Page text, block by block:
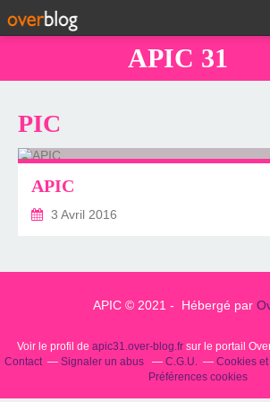
APIC 31
PIC
APIC
3 Avril 2016
APIC © 2021 - Hébergé par
Voir le profil de apic31.over-blog.fr sur le portail
Contact
Signaler un abus C.G.U.
Cookies
Préférences cookies